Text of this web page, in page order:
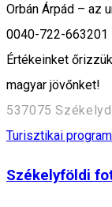
Orbán Árpád –
0040-
Értékeinket
magyar jövőnket!
537075
Turisztikai program
Székelyföldi